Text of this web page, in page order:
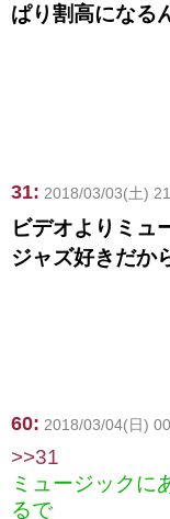
ぱり割高になる
31: 2018/03/03(土)
ビデオよりミュ
ジャズ好きだか
60: 2018/03/04(日)
>>31
ミュージックに
るで